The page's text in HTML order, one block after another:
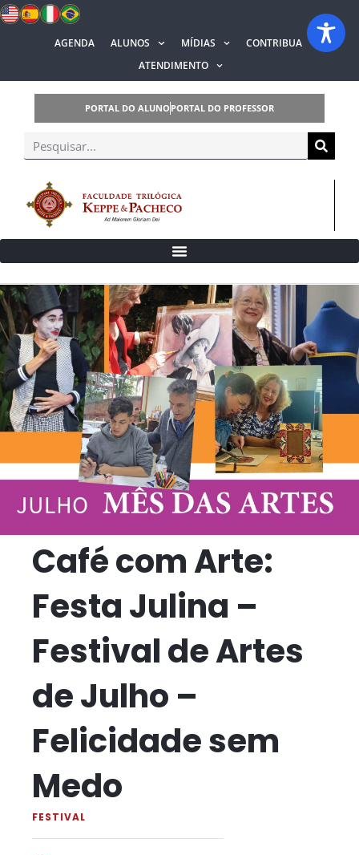
AGENDA ALUNOS MÍDIAS
CONTRIBUA
ATENDIMENTO
PORTAL DO ALUNO PORTAL DO PROFESSOR
Café com Arte:
Festa Julina –
Festival de Artes
de Julho –
Felicidade sem
Medo
FESTIVAL